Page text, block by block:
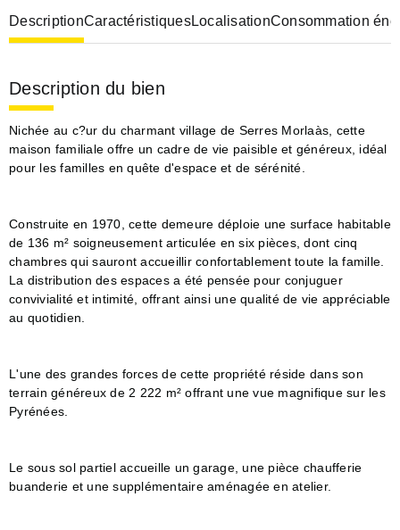
DescriptionCaractéristiquesLocalisationConsommation
Description du bien
Nichée au c?ur du charmant village de Serres Morlaàs, cette
maison familiale offre un cadre de vie paisible et généreux, idéal
pour les familles en quête d'espace et de sérénité.
Construite en 1970, cette demeure déploie une surface habitable
de 136 m² soigneusement articulée en six pièces, dont cinq
chambres qui sauront accueillir confortablement toute la famille.
La distribution des espaces a été pensée pour conjuguer
convivialité et intimité, offrant ainsi une qualité de vie appréciable
au quotidien.
L'une des grandes forces de cette propriété réside dans son
terrain généreux de 2 222 m² offrant une vue magnifique sur les
Pyrénées.
Le sous sol partiel accueille un garage, une pièce chaufferie
buanderie et une supplémentaire aménagée en atelier.